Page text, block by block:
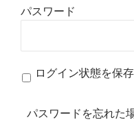
パスワード
ログイン状態を保
パスワードを忘れた